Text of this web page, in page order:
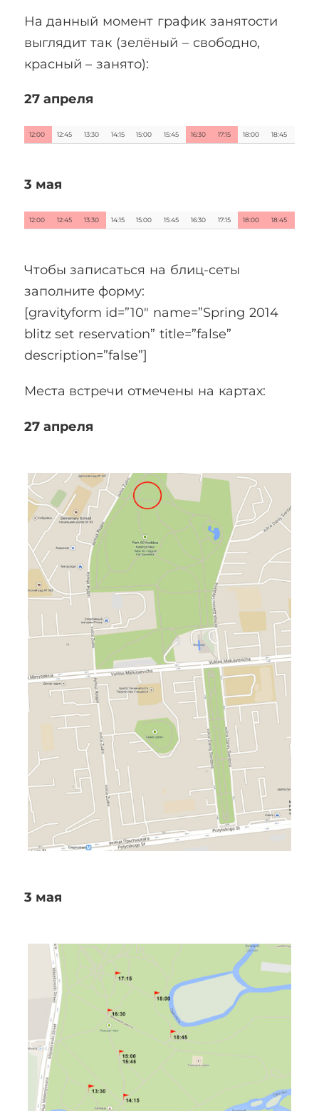
На данный момент график занятости
выглядит так (зелёный – свободно,
красный – занято):
27 апреля
12:00 12:45 13:30 14:15 15:00 15:45 16:30 17:15 18:00 18:45
3 мая
12:00 12:45 13:30 14:15 15:00 15:45 16:30 17:15 18:00 18:45
Чтобы записаться на блиц-сеты
заполните форму:
[gravityform id=”10″ name=”Spring 2014
blitz set reservation” title=”false”
description=”false”]
Места встречи отмечены на картах:
27 апреля
3 мая